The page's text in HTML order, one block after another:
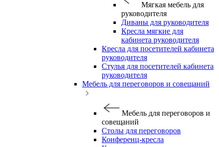
Мягкая мебель для
руководителя
Диваны для руководителя
Кресла мягкие для
кабинета руководителя
Кресла для посетителей кабинета
руководителя
Стулья для посетителей кабинета
руководителя
Мебель для переговоров и совещаний
Мебель для переговоров и
совещаний
Столы для переговоров
Конференц-кресла